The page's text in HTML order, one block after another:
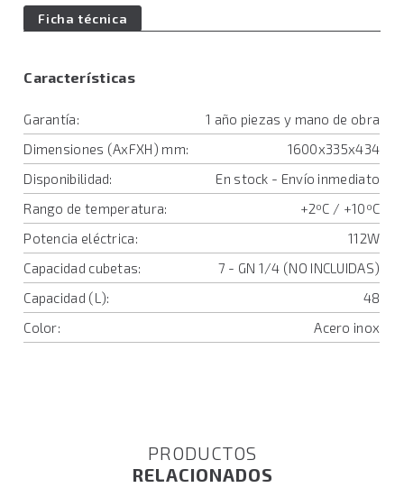
Ficha técnica
Características
Garantía:
1 año piezas y mano de obra
Dimensiones (AxFXH) mm:
1600x335x434
Disponibilidad:
En stock - Envío inmediato
Rango de temperatura:
+2ºC / +10ºC
Potencia eléctrica:
112W
Capacidad cubetas:
7 - GN 1/4 (NO INCLUIDAS)
Capacidad (L):
48
Color:
Acero inox
PRODUCTOS
RELACIONADOS